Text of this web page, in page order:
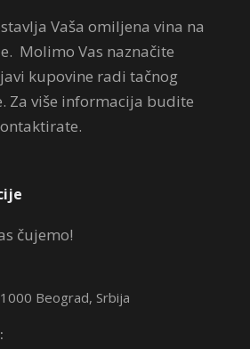
Vaša omiljena vina na
Molimo Vas naznačite
kupovine radi tačnog
Za više informacija budite
čujemo!
Beograd, Srbija